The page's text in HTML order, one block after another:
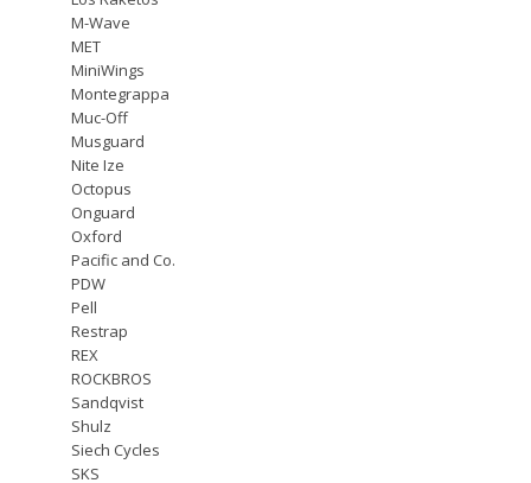
M-Wave
MET
MiniWings
Montegrappa
Muc-Off
Musguard
Nite Ize
Octopus
Onguard
Oxford
Pacific and Co.
PDW
Pell
Restrap
REX
ROCKBROS
Sandqvist
Shulz
Siech Cycles
SKS